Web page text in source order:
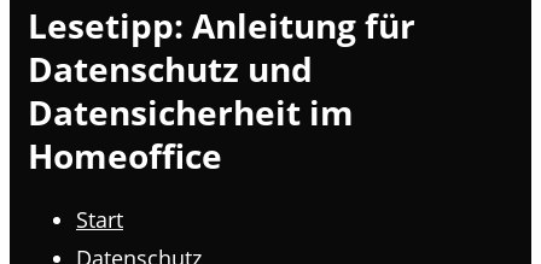
Lesetipp: Anleitung für
Datenschutz und
Datensicherheit im
Homeoffice
Start
Datenschutz